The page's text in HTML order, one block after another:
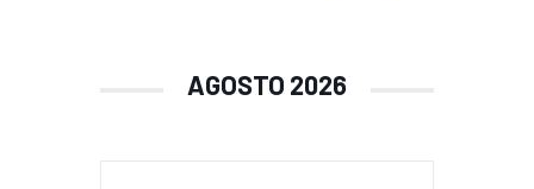
AGOSTO 2026